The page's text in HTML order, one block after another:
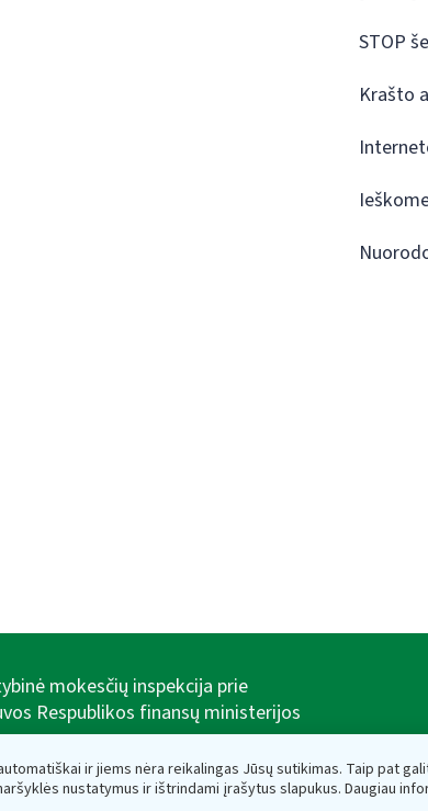
ir jiems nėra reikalingas Jūsų sutikimas. Taip pat
nustatymus ir ištrindami įrašytus slapukus. Daugiau
STOP
Krašto
mokesčių inspekcija prie
Respublikos finansų ministerijos
Vasario 16-osios g. 14, 01107 Vilnius, Lietuva,
vmi@vmi.lt, E. pristatymo dėžutės adresas